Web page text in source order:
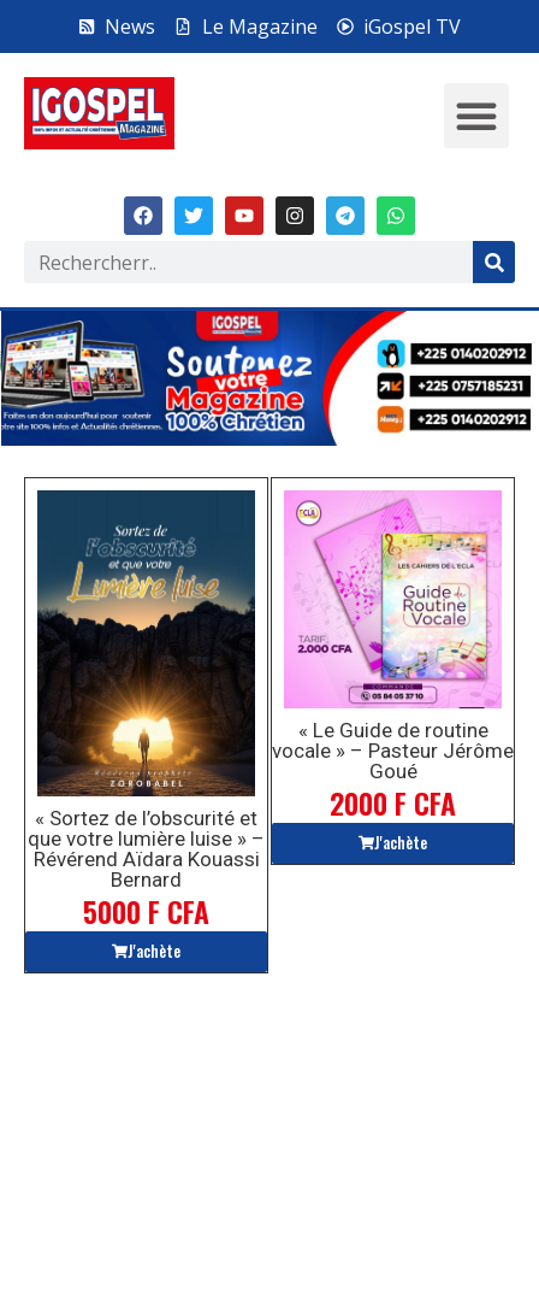
News Le Magazine iGospel TV
« Sortez de l’obscurité et
que votre lumière luise » –
Révérend Aïdara Kouassi
Bernard
5000 F CFA
J'achète
« Le Guide de routine
vocale » – Pasteur Jérôme
Goué
2000 F CFA
J'achète